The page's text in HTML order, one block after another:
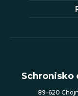
Schronisko
89-620